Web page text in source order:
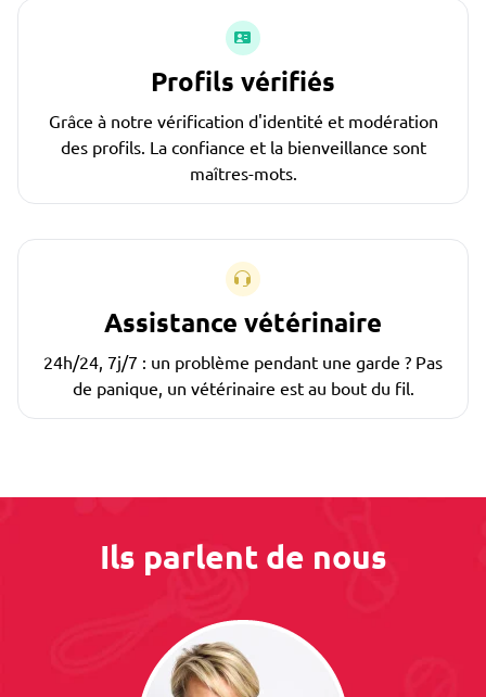
Profils vérifiés
Grâce à notre vérification d'identité et modération
des profils. La confiance et la bienveillance sont
maîtres-mots.
Assistance vétérinaire
24h/24, 7j/7 : un problème pendant une garde ? Pas
de panique, un vétérinaire est au bout du fil.
Ils parlent de nous